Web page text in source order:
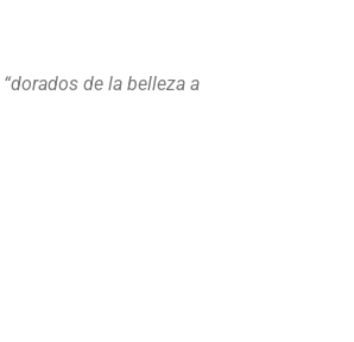
“dorados de la belleza a